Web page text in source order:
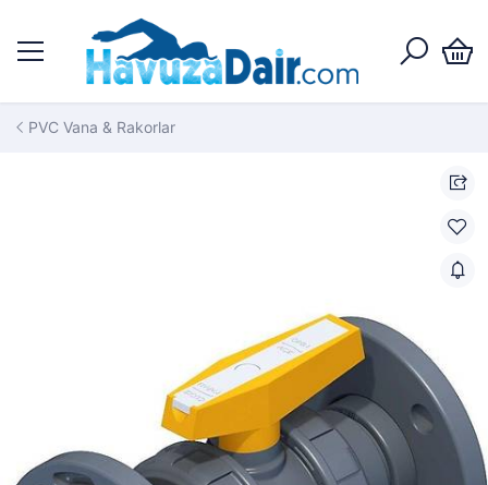
PVC Vana & Rakorlar